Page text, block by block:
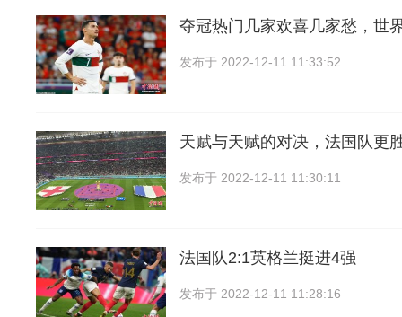
夺冠热门几家欢喜几家愁，世
发布于 2022-12-11 11:33:52
天赋与天赋的对决，法国队更
发布于 2022-12-11 11:30:11
法国队2:1英格兰挺进4强
发布于 2022-12-11 11:28:16